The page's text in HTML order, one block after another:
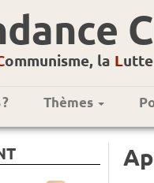
ommunisme, la Lutte
Thèmes